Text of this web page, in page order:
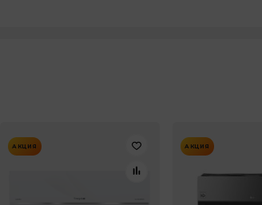
АКЦИЯ АКЦИЯ